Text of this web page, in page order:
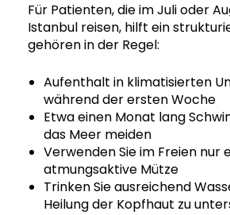
Für Patienten, die im Juli oder
Istanbul reisen, hilft ein
gehören in der Regel:
Aufenthalt in klimatisierten
während der ersten Woche
Etwa einen Monat lang
das Meer meiden
Verwenden Sie im Freien nur
atmungsaktive Mütze
Trinken Sie ausreichend
Heilung der Kopfhaut zu